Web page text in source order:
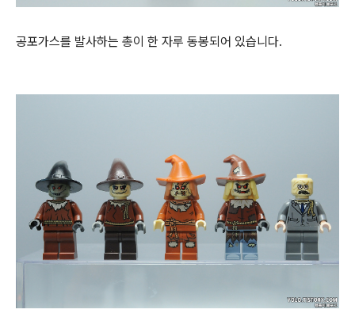
공포가스를 발사하는 총이 한 자루 동봉되어 있습니다.